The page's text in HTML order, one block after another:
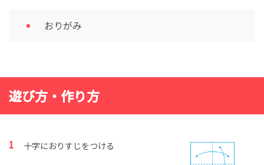
おりがみ
遊び方・作り方
十字におりすじをつける